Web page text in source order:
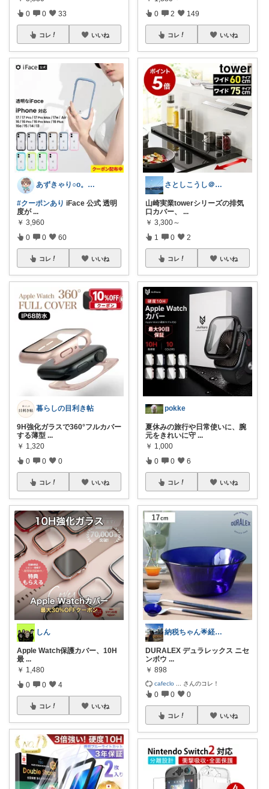
0 0 33
コレ いいね
あずきゃり○o。.🐟🐠
#クーポンあり iFace 公式 透明
度が ...
￥ 3,960
0 0 60
コレ いいね
暮らしの目利き帖
9H強化ガラスで360°フルカバー
する薄型 ...
￥ 1,320
0 0 0
コレ いいね
しん
Apple Watch保護カバー、10H
最 ...
￥ 1,480
0 0 4
コレ いいね
0 2 149
コレ いいね
さとしこうし＠見つけたら即買いの話題モノ
山崎実業towerシリーズの排気
口カバー、
...
￥ 3,300～
1 0 2
コレ いいね
pokke
夏休みの旅行や日常使いに、腕
元をきれいに守 ...
￥ 1,000
0 0 6
コレ いいね
納税ちゃん🌟経由購入★
DURALEX デュラレックス ニセ
ンボウ ...
￥ 898
cafeclo さんのコレ！
0 0 0
コレ いいね